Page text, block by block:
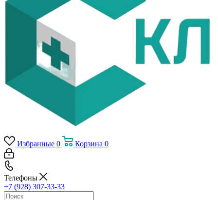
Избранные 0 Корзина 0
Телефоны
+7 (928) 307-33-33